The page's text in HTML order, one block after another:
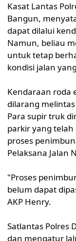
Kasat Lantas
Bangun,
dapat dilalui
Namun, beliau
untuk tetap
kondisi jalan
Kendaraan roda
dilarang
Para supir truk
parkir yang
proses
Pelaksana Jalan
"Proses
belum dapat
AKP Henry.
Satlantas Polres
dan mengatur